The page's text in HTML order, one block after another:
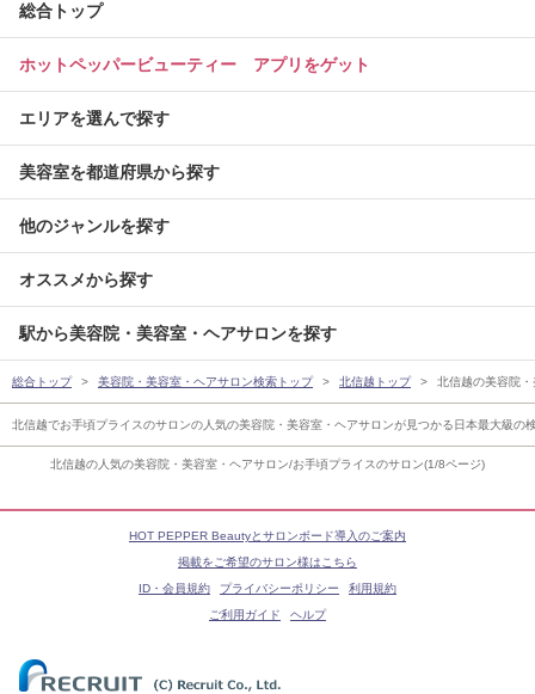
北信越の人気の美容院・美容室・ヘアサロン/お手頃プライスのサロン(1/8ページ)
総合トップ
ホットペッパービューティー アプリをゲット
エリアを選んで探す
美容室を都道府県から探す
他のジャンルを探す
オススメから探す
駅から美容院・美容室・ヘアサロンを探す
総合トップ 美容院・美容室・ヘアサロン検索トップ 北信越トップ 北信越の美容院
北信越でお手頃プライスのサロンの人気の美容院・美容室・ヘアサロンが見つかる日本最大級
HOT PEPPER Beautyとサロンボード導入のご案内
掲載をご希望のサロン様はこちら
ID・会員規約
プライバシーポリシー
利用規約
ご利用ガイド
ヘルプ